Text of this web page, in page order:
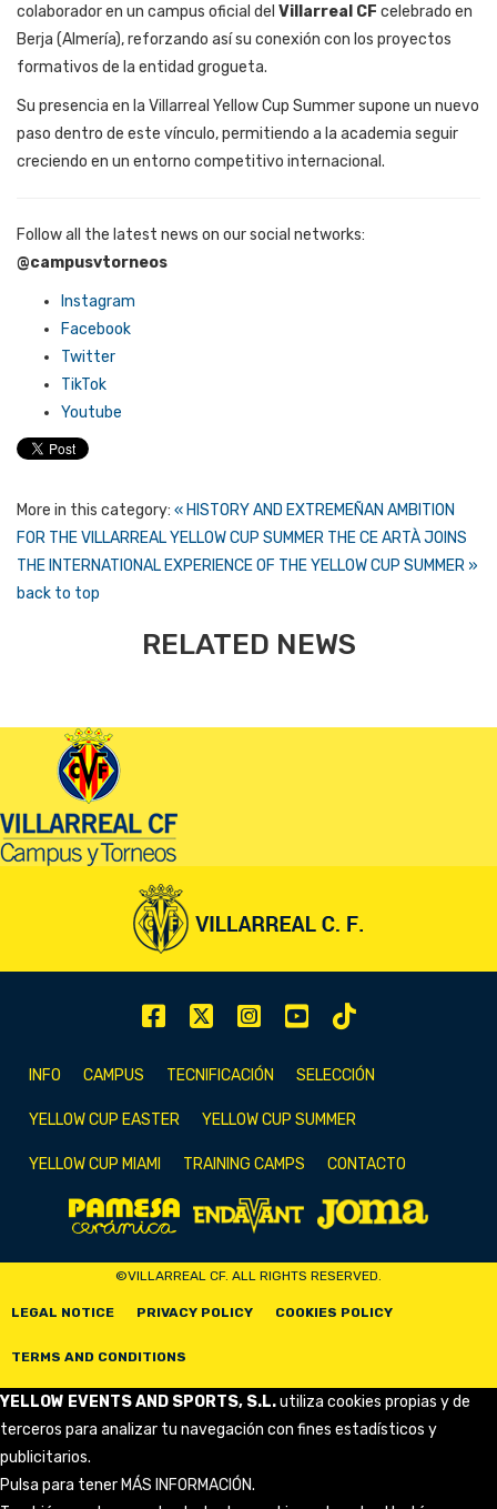
colaborador en un campus oficial del Villarreal CF celebrado en
Berja (Almería), reforzando así su conexión con los proyectos
formativos de la entidad grogueta.
Su presencia en la Villarreal Yellow Cup Summer supone un nuevo
paso dentro de este vínculo, permitiendo a la academia seguir
creciendo en un entorno competitivo internacional.
Follow all the latest news on our social networks:
@campusvtorneos
Instagram
Facebook
Twitter
TikTok
Youtube
More in this category: « HISTORY AND EXTREMEÑAN AMBITION
FOR THE VILLARREAL YELLOW CUP SUMMER THE CE ARTÀ JOINS
THE INTERNATIONAL EXPERIENCE OF THE YELLOW CUP SUMMER »
back to top
RELATED NEWS
INFO CAMPUS TECNIFICACIÓN SELECCIÓN
YELLOW CUP EASTER YELLOW CUP SUMMER
YELLOW CUP MIAMI TRAINING CAMPS CONTACTO
©VILLARREAL CF. ALL RIGHTS RESERVED.
LEGAL NOTICE PRIVACY POLICY COOKIES POLICY
TERMS AND CONDITIONS
YELLOW EVENTS AND SPORTS, S.L.utiliza cookies propias y de
terceros para analizar tu navegación con fines estadísticos y
publicitarios.
Pulsa para tener MÁS INFORMACIÓN.